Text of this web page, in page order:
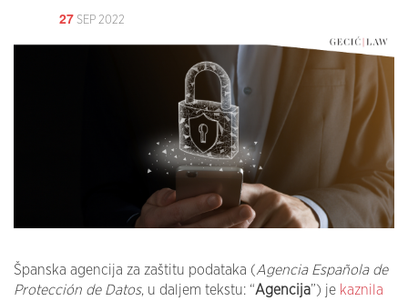
27 SEP 2022
Španska agencija za zaštitu podataka (Agencia Española de
Protección de Datos, u daljem tekstu: “Agencija”) je kaznila